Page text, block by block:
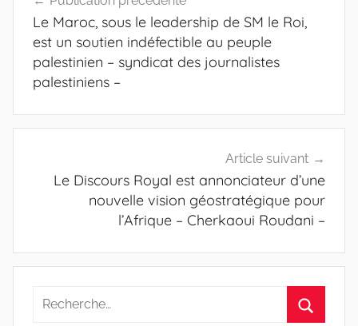
de
l’article
Le Maroc, sous le leadership de SM le Roi,
est un soutien indéfectible au peuple
palestinien – syndicat des journalistes
palestiniens –
Article suivant
Le Discours Royal est annonciateur d’une
nouvelle vision géostratégique pour
l’Afrique – Cherkaoui Roudani –
Recherche